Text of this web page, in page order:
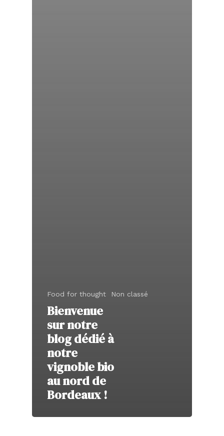
Food for thought Non classé
Bienvenue
sur notre
blog dédié à
notre
vignoble bio
au nord de
Bordeaux !